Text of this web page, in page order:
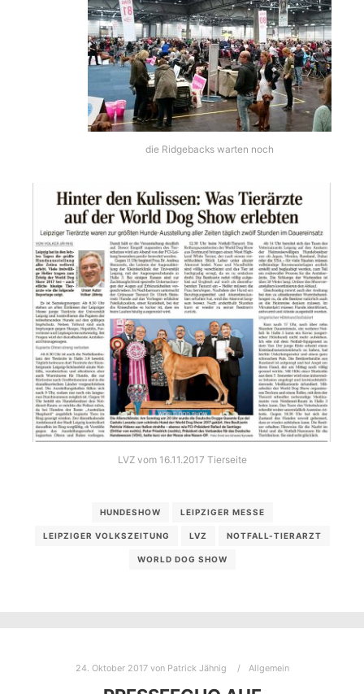
die Ridgebacks warten noch
LVZ vom 16.11.2017 Tierseite
HUNDESHOW LEIPZIGER MESSE
LEIPZIGER VOLKSZEITUNG LVZ NOTFALL-TIERARZT
WORLD DOG SHOW
24. Oktober 2017von Patrick Jähnig Allgemein